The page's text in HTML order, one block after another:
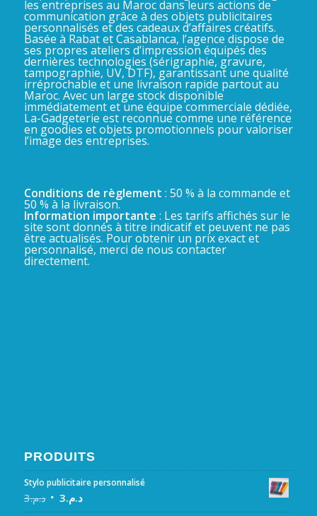
les entreprises au Maroc dans leurs actions de
communication grâce à des objets publicitaires
personnalisés et des cadeaux d’affaires créatifs.
Basée à Rabat et Casablanca, l’agence dispose de
ses propres ateliers d’impression équipés des
dernières technologies (sérigraphie, gravure,
tampographie, UV, DTF), garantissant une qualité
irréprochable et une livraison rapide partout au
Maroc. Avec un large stock disponible
immédiatement et une équipe commerciale dédiée,
La-Gadgeterie est reconnue comme une référence
en goodies et objets promotionnels pour valoriser
l’image des entreprises.
Conditions de règlement : 50 % à la commande et
50 % à la livraison.
Information importante : Les tarifs affichés sur le
site sont donnés à titre indicatif et peuvent ne pas
être actualisés. Pour obtenir un prix exact et
personnalisé, merci de nous contacter
directement.
PRODUITS
Stylo publicitaire personnalisé
د.م.3 د.م.3